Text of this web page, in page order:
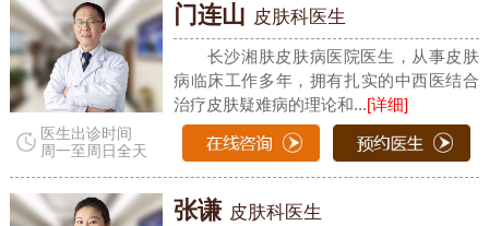
医生出诊时间
周一至周日全天
门连山 皮肤科医生
长沙湘肤皮肤病医院医生，从事皮肤
病临床工作多年，拥有扎实的中西医结合
治疗皮肤疑难病的理论和...[详细]
张谦 皮肤科医生